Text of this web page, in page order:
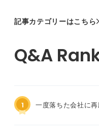
記事カテゴリーはこちら
1 一度落ちた会社に再